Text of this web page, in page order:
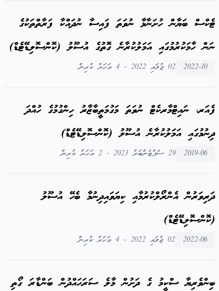
ޓެކްސް ބަޔާން ހުށަނާޅާ ނުވަތަ ފައިސާ ނުދައްކާ ފަރާތްތަކުގެ
ނަން ހާމަކުރުމުގައި އަމަލުކުރާނެ ގޮތުގެ އުސޫލު (ކޮންސޮލިޑޭޓެޑް)
2022-10 02 ޖުލައި 2022 - 4 އަހަރު ކުރިން
ފެއަރ، ނައިޓްމާރކެޓް ނުވަތަ މަގުމަތީބާޒާރު ހިންގުމުގެ ހުއްދަ
ދިނުމުގައި އަމަލުކުރާނެ އުސޫލު (ކޮންސޮލިޑޭޓެޑް)
2019-06 29 ސެޕްޓެންބަރު 2023 - 2 އަހަރު ކުރިން
ދަރިވަރުން އެންރޯލްކުރުމާއި ކިޔަވައިދިނުމާ ބެހޭ އުސޫލު
(ކޮންސޮލިޑޭޓެޑް)
2022-06 02 ޖުލައި 2022 - 4 އަހަރު ކުރިން
ބިންވެރިޔާ ސްކީމު ގެ ދަށުން މާލެ ސަރަހައްދުން ބަންޑާރަ ގޯތި